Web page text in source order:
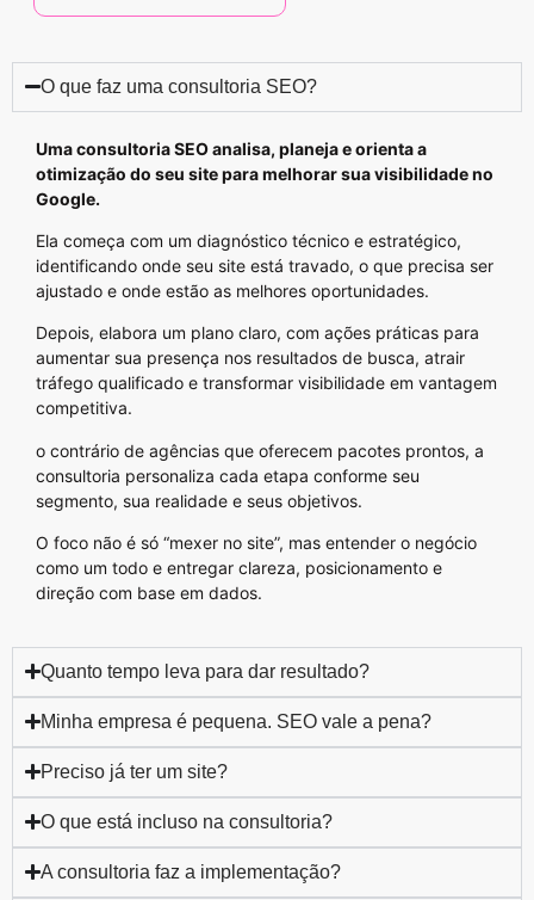
O que faz uma consultoria SEO?
Uma consultoria SEO analisa, planeja e orienta a
otimização do seu site para melhorar sua visibilidade no
Google.
Ela começa com um diagnóstico técnico e estratégico,
identificando onde seu site está travado, o que precisa ser
ajustado e onde estão as melhores oportunidades.
Depois, elabora um plano claro, com ações práticas para
aumentar sua presença nos resultados de busca, atrair
tráfego qualificado e transformar visibilidade em vantagem
competitiva.
o contrário de agências que oferecem pacotes prontos, a
consultoria personaliza cada etapa conforme seu
segmento, sua realidade e seus objetivos.
O foco não é só “mexer no site”, mas entender o negócio
como um todo e entregar clareza, posicionamento e
direção com base em dados.
Quanto tempo leva para dar resultado?
Minha empresa é pequena. SEO vale a pena?
Preciso já ter um site?
O que está incluso na consultoria?
A consultoria faz a implementação?